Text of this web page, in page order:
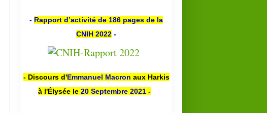
- Rapport d’activité de 186 pages de la
CNIH 2022 -
- Discours d'Emmanuel Macron aux Harkis
à l'Élysée le 20 Septembre 2021 -